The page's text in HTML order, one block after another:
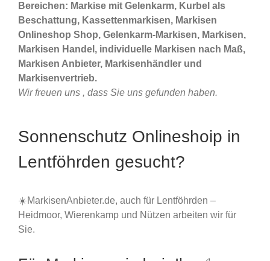
Bereichen: Markise mit Gelenkarm, Kurbel als
Beschattung, Kassettenmarkisen, Markisen
Onlineshop Shop, Gelenkarm-Markisen, Markisen,
Markisen Handel, individuelle Markisen nach Maß,
Markisen Anbieter, Markisenhändler und
Markisenvertrieb.
Wir freuen uns , dass Sie uns gefunden haben.
Sonnenschutz Onlineshoip in
Lentföhrden gesucht?
☀️MarkisenAnbieter.de, auch für Lentföhrden –
Heidmoor, Wierenkamp und Nützen arbeiten wir für
Sie.